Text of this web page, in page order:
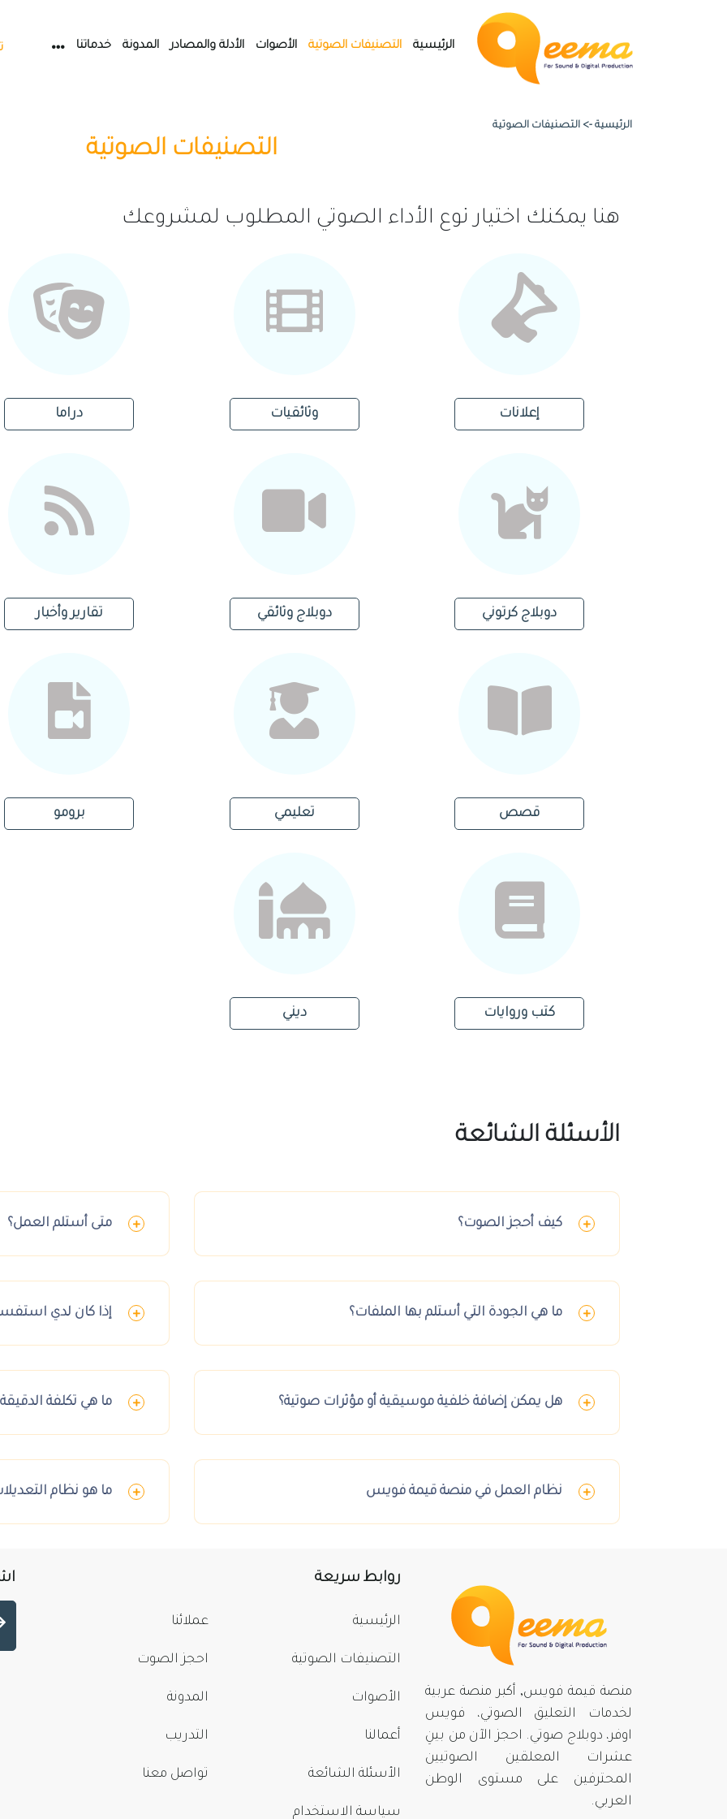
الرئيسية التصنيفات الصوتية الأصوات الأدلة والمصادر المدونة خدماتنا
الرئيسية -> التصنيفات الصوتية
التصنيفات الصوتية
هنا يمكنك اختيار نوع الأداء الصوتي المطلوب لمشروعك
إعلانات وثائقيات دراما
دوبلاج كرتوني دوبلاج وثائقي تقارير وأخبار
قصص تعليمي برومو
كتب وروايات ديني
الأسئلة الشائعة
كيف أحجز الصوت؟ متى أستلم العمل؟
ما هي الجودة التي أستلم بها الملفات؟ إذا كان لدي
هل يمكن إضافة خلفية موسيقية أو مؤثرات صوتية؟ ما هي تكلفة
نظام العمل في منصة قيمة فويس ما هو نظام
منصة قيمة فويس, أكبر منصة عربية
لخدمات التعليق الصوتي، فويس
اوفر، دوبلاج صوتي. احجز الآن من بينِ
عشرات المعلقين الصوتيين
المحترفين على مستوى الوطن
العربي.
روابط سريعة
الرئيسية
التصنيفات الصوتية
الأصوات
أعمالنا
الأسئلة الشائعة
سياسة الاستخدام
عملائنا
احجز الصوت
المدونة
التدريب
تواصل معنا